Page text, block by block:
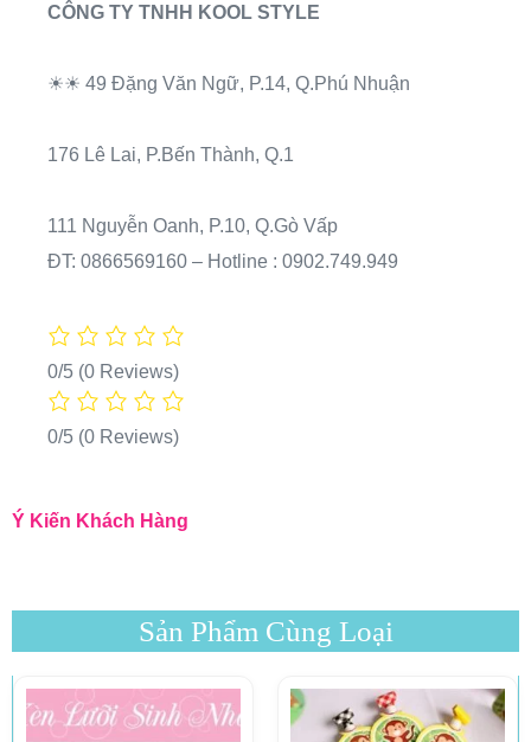
CÔNG TY TNHH KOOL STYLE
☀☀ 49 Đặng Văn Ngữ, P.14, Q.Phú Nhuận
176 Lê Lai, P.Bến Thành, Q.1
111 Nguyễn Oanh, P.10, Q.Gò Vấp
ĐT: 0866569160 – Hotline : 0902.749.949
0/5 (0 Reviews)
0/5 (0 Reviews)
Ý Kiến Khách Hàng
Sản Phẩm Cùng Loại